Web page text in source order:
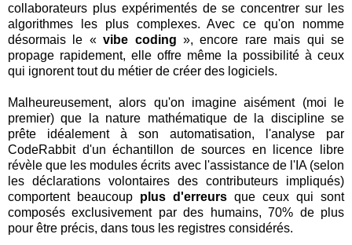
collaborateurs plus expérimentés de se concentrer sur les
algorithmes les plus complexes. Avec ce qu'on nomme
désormais le «vibe coding », encore rare mais qui se
propage rapidement, elle offre même la possibilité à ceux
qui ignorent tout du métier de créer des logiciels.
Malheureusement, alors qu'on imagine aisément (moi le
premier) que la nature mathématique de la discipline se
prête idéalement à son automatisation, l'analyse par
CodeRabbit d'un échantillon de sources en licence libre
révèle que les modules écrits avec l'assistance de l'IA (selon
les déclarations volontaires des contributeurs impliqués)
comportent beaucoup plus d'erreurs que ceux qui sont
composés exclusivement par des humains, 70% de plus
pour être précis, dans tous les registres considérés.